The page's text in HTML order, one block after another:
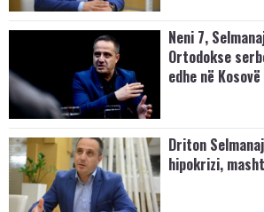
Neni 7,
Ortodokse
edhe në
Driton
hipokrizi,